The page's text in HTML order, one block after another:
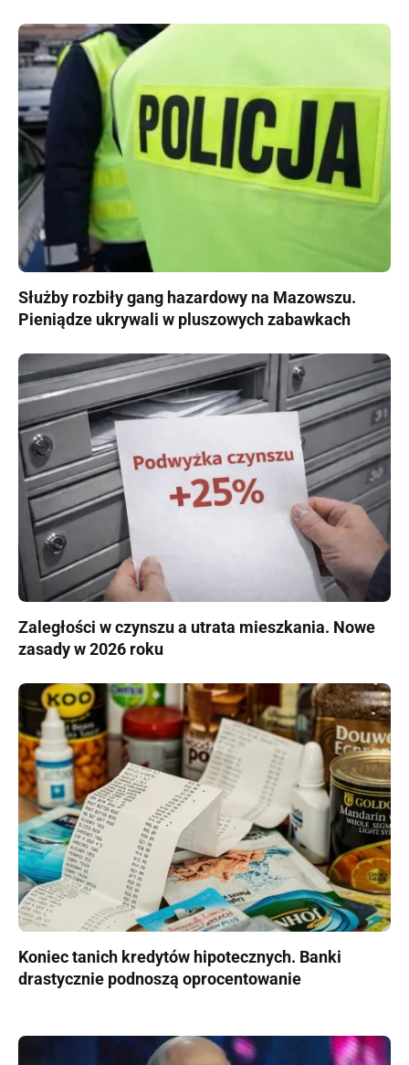
Służby rozbiły gang hazardowy na Mazowszu.
Pieniądze ukrywali w pluszowych zabawkach
Zaległości w czynszu a utrata mieszkania. Nowe
zasady w 2026 roku
Koniec tanich kredytów hipotecznych. Banki
drastycznie podnoszą oprocentowanie